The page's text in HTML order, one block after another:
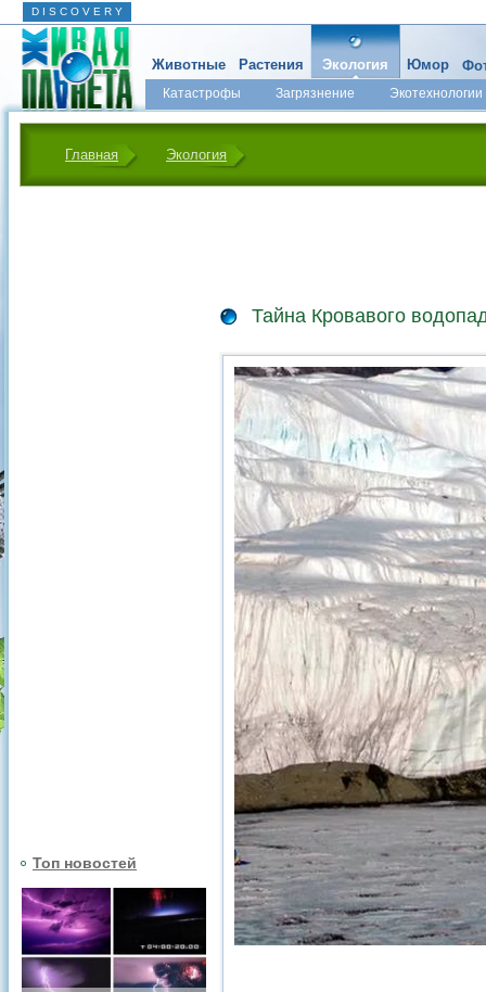
D I S C O V E R Y
Животные Растения Экология
Катастрофы Загрязнение Экотехнологии
Юмор
Главная Экология
Топ новостей
Тайна Кровавого